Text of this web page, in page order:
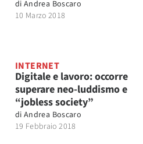
di Andrea Boscaro
10 Marzo 2018
INTERNET
Digitale e lavoro: occorre
superare neo-luddismo e
“jobless society”
di Andrea Boscaro
19 Febbraio 2018